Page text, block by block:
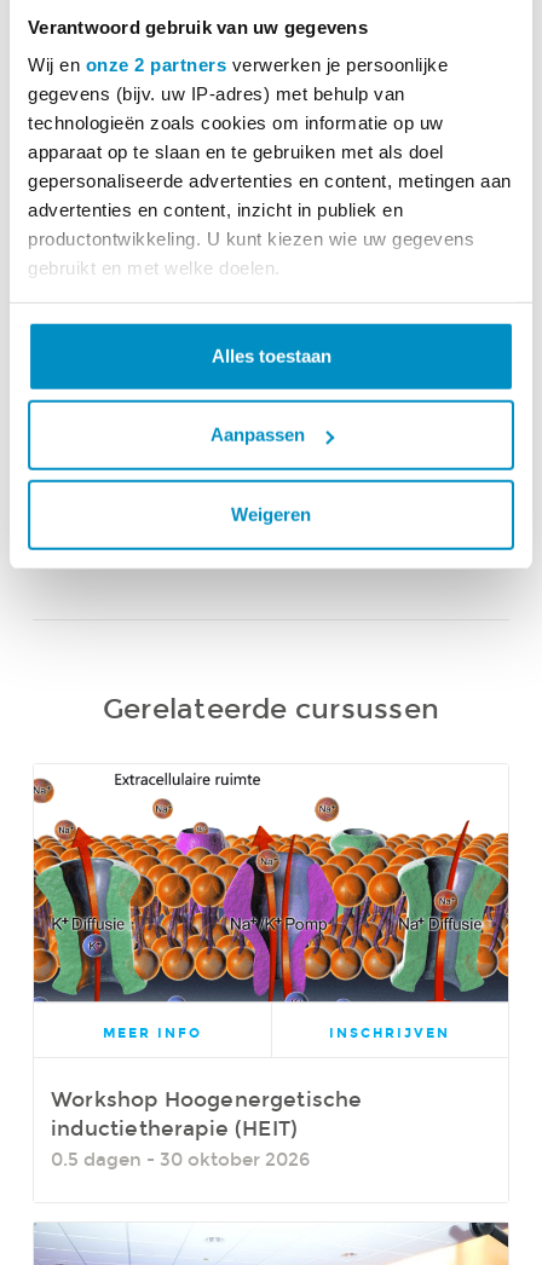
Verantwoord gebruik van uw gegevens
Wij en onze 2 partners verwerken je persoonlijke
gegevens (bijv. uw IP-adres) met behulp van
technologieën zoals cookies om informatie op uw
apparaat op te slaan en te gebruiken met als doel
gepersonaliseerde advertenties en content, metingen aan
advertenties en content, inzicht in publiek en
productontwikkeling. U kunt kiezen wie uw gegevens
gebruikt en met welke doelen.
Lees meer over hoe uw persoonlijke gegevens worden
verwerkt en stel uw voorkeuren in het
U kunt uw toestemming op elk moment wijzigen of
We gebruiken cookies om content en advertenties te
en om ons websiteverkeer te analyseren. Ook delen we
Alles toestaan
Aanpassen
Weigeren
PRODUCTENOVERZICHT
Gerelateerde cursussen
MEER INFO INSCHRIJVEN
Workshop Hoogenergetische
inductietherapie (HEIT)
0.5 dagen - 30 oktober 2026